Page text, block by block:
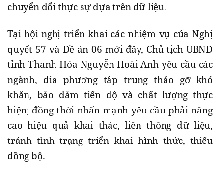
chuyển đổi thực sự dựa trên dữ liệu.
Tại hội nghị triển khai các nhiệm vụ của Nghị
quyết 57 và Đề án 06 mới đây, Chủ tịch UBND
tỉnh Thanh Hóa Nguyễn Hoài Anh yêu cầu các
ngành, địa phương tập trung tháo gỡ khó
khăn, bảo đảm tiến độ và chất lượng thực
hiện; đồng thời nhấn mạnh yêu cầu phải nâng
cao hiệu quả khai thác, liên thông dữ liệu,
tránh tình trạng triển khai hình thức, thiếu
đồng bộ.